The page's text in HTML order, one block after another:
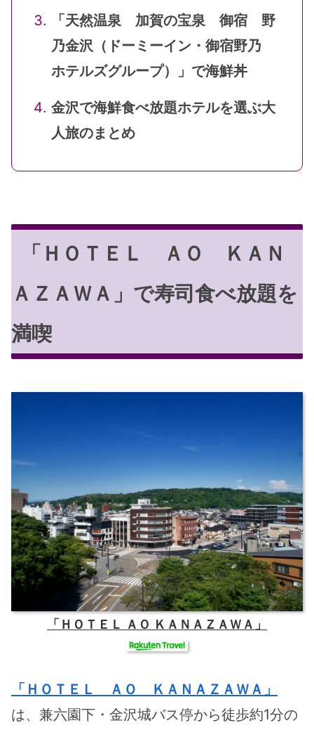
「天然温泉 加賀の宝泉 御宿 野
乃金沢（ドーミーイン・御宿野乃
ホテルズグループ）」で海鮮丼
金沢で海鮮食べ放題ホテルを選ぶ大
人旅のまとめ
「ＨＯＴＥＬ ＡＯ ＫＡＮ
ＡＺＡＷＡ」で寿司食べ放題を
満喫
「ＨＯＴＥＬ ＡＯ ＫＡＮＡＺＡＷＡ」
「ＨＯＴＥＬ ＡＯ ＫＡＮＡＺＡＷＡ」
は、兼六園下・金沢城バス停から徒歩約1分の